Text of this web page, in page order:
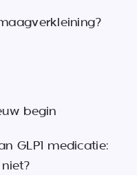
begin
GLP1 medicatie: